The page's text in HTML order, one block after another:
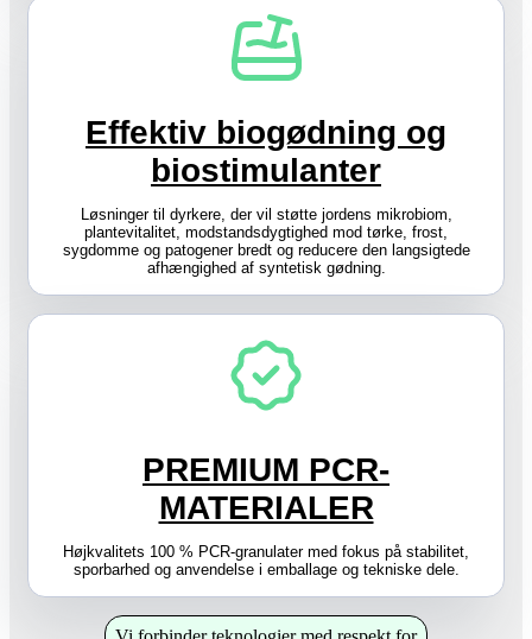
Effektiv biogødning og
biostimulanter
Løsninger til dyrkere, der vil støtte jordens mikrobiom,
plantevitalitet, modstandsdygtighed mod tørke, frost,
sygdomme og patogener bredt og reducere den langsigtede
afhængighed af syntetisk gødning.
PREMIUM PCR-
MATERIALER
Højkvalitets 100 % PCR-granulater med fokus på stabilitet,
sporbarhed og anvendelse i emballage og tekniske dele.